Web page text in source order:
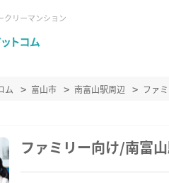
クリーマンション
ム 富山市 南富山駅周辺 ファ
ファミリー向け/南富